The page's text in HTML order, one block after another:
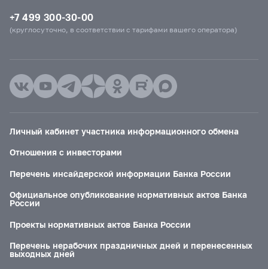
+7 499 300-30-00
(круглосуточно, в соответствии с тарифами вашего оператора)
Личный кабинет участника информационного обмена
Отношения с инвесторами
Перечень инсайдерской информации Банка России
Официальное опубликование нормативных актов Банка
России
Проекты нормативных актов Банка России
Перечень нерабочих праздничных дней и перенесенных
выходных дней